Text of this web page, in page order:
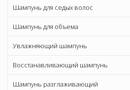
Шампунь для седых волос
Шампунь для объема
Увлажняющий шампунь
Восстанавливающий шампунь
Шампунь разглаживающий